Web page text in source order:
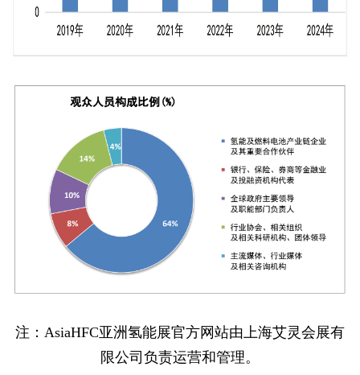
注：AsiaHFC亚洲氢能展官方网站由上海艾灵会展有
限公司负责运营和管理。